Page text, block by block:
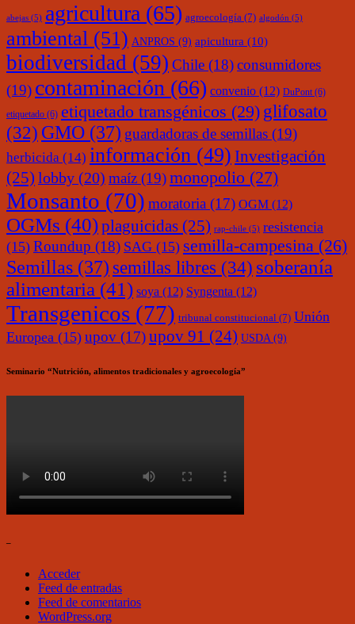
abejas (5) agricultura (65) agroecología (7) algodón (5)
ambiental (51) ANPROS (9) apicultura (10)
biodiversidad (59) Chile (18)consumidores
(19) contaminación (66) convenio (12) DuPont (6)
etiquetado (6) etiquetado transgénicos (29) glifosato
(32) GMO (37) guardadoras de semillas (19)
herbicida (14) información (49) Investigación
(25) lobby (20) maíz (19)monopolio (27)
Monsanto (70) moratoria (17) OGM (12)
OGMs (40)plaguicidas (25) rap-chile (5) resistencia
(15) Roundup (18) SAG (15) semilla-campesina (26)
Semillas (37) semillas libres (34) soberanía
alimentaria (41) soya (12) Syngenta (12)
Transgenicos (77) tribunal constitucional (7) Unión
Europea (15) upov (17)upov 91 (24) USDA (9)
Seminario “Nutrición, alimentos tradicionales y agroecología”
–
Acceder
Feed de entradas
Feed de comentarios
WordPress.org